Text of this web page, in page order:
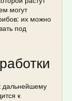
могут
их можно
под
дальнейшему
к